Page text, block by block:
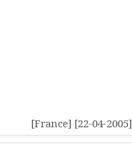
[France] [22-04-2005]